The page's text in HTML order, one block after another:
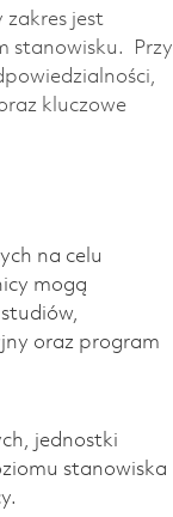
zakres jest
stanowisku. Przy
kluczowe
na celu
mogą
oraz program
jednostki
stanowiska